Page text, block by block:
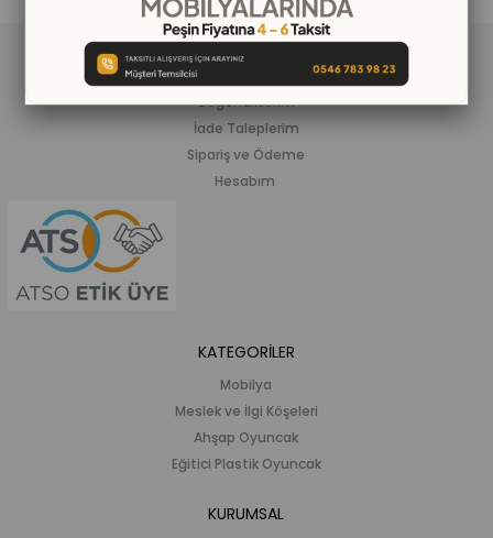
ALIŞVERİŞ BİLGİLERİ
Beğendiklerim
İade Taleplerim
Sipariş ve Ödeme
Hesabım
KATEGORİLER
Mobilya
Meslek ve İlgi Köşeleri
Ahşap Oyuncak
Eğitici Plastik Oyuncak
KURUMSAL